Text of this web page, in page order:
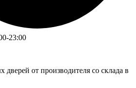
23:00
от производителя со склада в